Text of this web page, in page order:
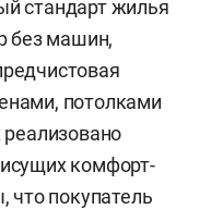
стандарт жилья
без машин,
потолками
комфорт-
что покупатель